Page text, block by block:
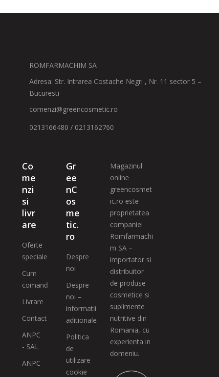
ROMFARMACHIM SA
Adresa: Str. Intrarea Costache Negri , Nr. 11 sector 5 –
Bucuresti
comenzi@greencosmetic.ro
0213166480 / 0213162760
Co
me
nzi
si
livr
are
Oferte
speciale
Cum
comand
Livrare
Contact
ANPC
- SAL
ANPC
Gr
ee
nC
os
me
tic.
ro
Despre
noi
Despre
noi –
informatii
aditionale
Politica
de
utilizare
cookie
Magazinul
online
greencosmet
ic.ro este
proprietatea
companiei
Romfarmachi
m SA –
importator si
distribuitor
de produse
cosmetice si
suplimente
nutritive din
Romania, cu
experienta in
domeniu.